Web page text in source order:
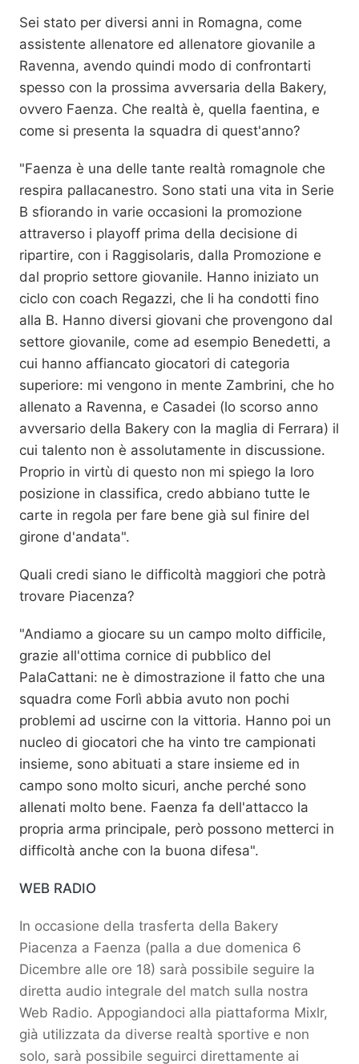
Sei stato per diversi anni in Romagna, come
assistente allenatore ed allenatore giovanile a
Ravenna, avendo quindi modo di confrontarti
spesso con la prossima avversaria della Bakery,
ovvero Faenza. Che realtà è, quella faentina, e
come si presenta la squadra di quest'anno?
"Faenza è una delle tante realtà romagnole che
respira pallacanestro. Sono stati una vita in Serie
B sfiorando in varie occasioni la promozione
attraverso i playoff prima della decisione di
ripartire, con i Raggisolaris, dalla Promozione e
dal proprio settore giovanile. Hanno iniziato un
ciclo con coach Regazzi, che li ha condotti fino
alla B. Hanno diversi giovani che provengono dal
settore giovanile, come ad esempio Benedetti, a
cui hanno affiancato giocatori di categoria
superiore: mi vengono in mente Zambrini, che ho
allenato a Ravenna, e Casadei (lo scorso anno
avversario della Bakery con la maglia di Ferrara) il
cui talento non è assolutamente in discussione.
Proprio in virtù di questo non mi spiego la loro
posizione in classifica, credo abbiano tutte le
carte in regola per fare bene già sul finire del
girone d'andata".
Quali credi siano le difficoltà maggiori che potrà
trovare Piacenza?
"Andiamo a giocare su un campo molto difficile,
grazie all'ottima cornice di pubblico del
PalaCattani: ne è dimostrazione il fatto che una
squadra come Forlì abbia avuto non pochi
problemi ad uscirne con la vittoria. Hanno poi un
nucleo di giocatori che ha vinto tre campionati
insieme, sono abituati a stare insieme ed in
campo sono molto sicuri, anche perché sono
allenati molto bene. Faenza fa dell'attacco la
propria arma principale, però possono metterci in
difficoltà anche con la buona difesa".
WEB RADIO
In occasione della trasferta della Bakery
Piacenza a Faenza (palla a due domenica 6
Dicembre alle ore 18) sarà possibile seguire la
diretta audio integrale del match sulla nostra
Web Radio. Appogiandoci alla piattaforma Mixlr,
già utilizzata da diverse realtà sportive e non
solo, sarà possibile seguirci direttamente ai